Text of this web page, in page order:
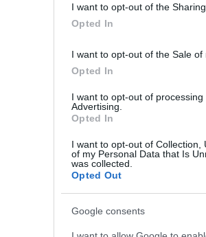
I want to opt-out of the
Opted In
I want to opt-out of the Sale of
Opted In
I want to opt-out of
Advertising.
Opted In
I want to opt-out of Collection,
of my Personal Data that Is
was collected.
Opted Out
Google consents
περισσότεροι πιστοί καταφθάνουν
ασπαστούν την Τιμία Ζώνη.